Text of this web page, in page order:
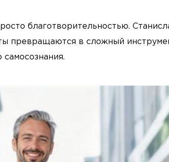
благотворительностью.
превращаются в сложный